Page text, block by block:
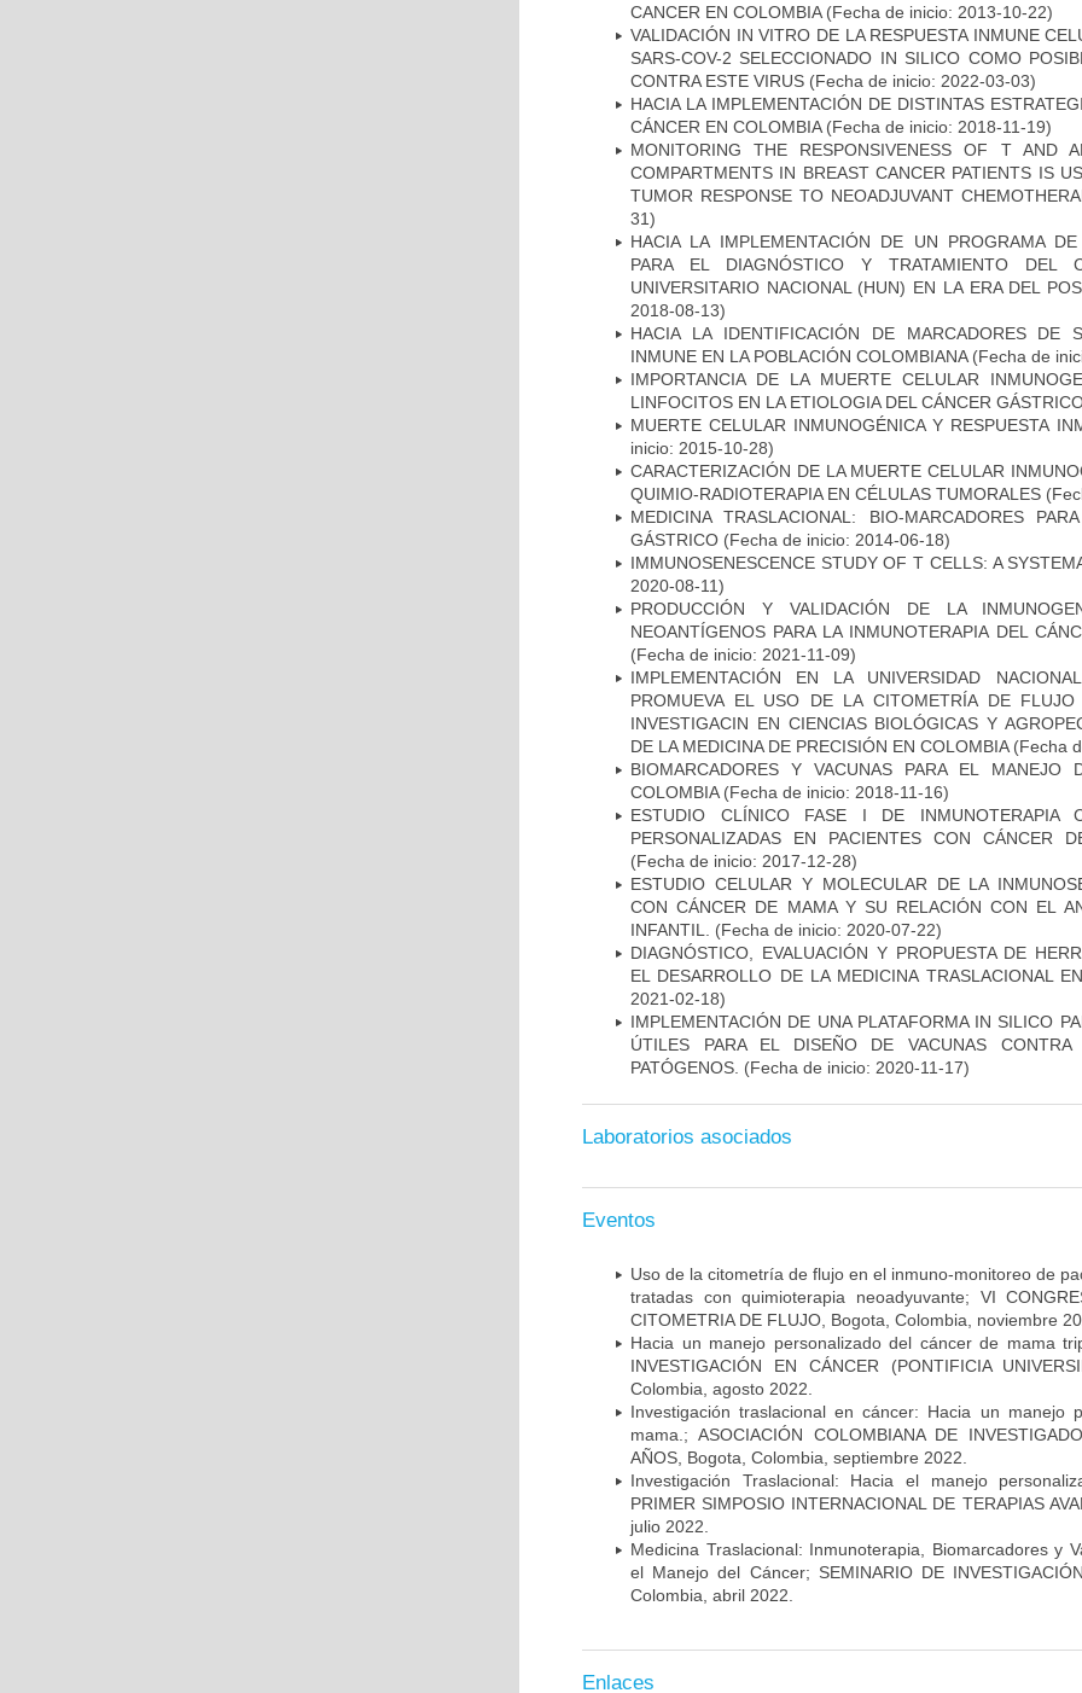
CANCER EN COLOMBIA(Fecha de inicio: 2013-10-22)
VALIDACIÓN IN VITRO DE LA RESPUESTA INMUNE
SARS-COV-2 SELECCIONADO IN SILICO COMO
CONTRA ESTE VIRUS (Fecha de inicio: 2022-03-03)
HACIA LA IMPLEMENTACIÓN DE DISTINTAS
CÁNCER EN COLOMBIA(Fecha de inicio: 2018-11-19)
MONITORING THE RESPONSIVENESS OF T AND
COMPARTMENTS IN BREAST CANCER PATIENTS IS
TUMOR RESPONSE TO NEOADJUVANT
31)
HACIA LA IMPLEMENTACIÓN DE UN PROGRAMA
PARA EL DIAGNÓSTICO Y TRATAMIENTO DEL
UNIVERSITARIO NACIONAL (HUN) EN LA ERA DEL
2018-08-13)
HACIA LA IDENTIFICACIÓN DE MARCADORES DE
INMUNE EN LA POBLACIÓN COLOMBIANA(Fecha de
IMPORTANCIA DE LA MUERTE CELULAR
LINFOCITOS EN LA ETIOLOGIA DEL CÁNCER
MUERTE CELULAR INMUNOGÉNICA Y RESPUESTA
inicio: 2015-10-28)
CARACTERIZACIÓN DE LA MUERTE CELULAR
QUIMIO-RADIOTERAPIA EN CÉLULAS TUMORALES
MEDICINA TRASLACIONAL: BIO-MARCADORES
GÁSTRICO (Fecha de inicio: 2014-06-18)
IMMUNOSENESCENCE STUDY OF T CELLS: A
2020-08-11)
PRODUCCIÓN Y VALIDACIÓN DE LA
NEOANTÍGENOS PARA LA INMUNOTERAPIA DEL
(Fecha de inicio: 2021-11-09)
IMPLEMENTACIÓN EN LA UNIVERSIDAD
PROMUEVA EL USO DE LA CITOMETRÍA DE FLUJO
INVESTIGACIN EN CIENCIAS BIOLÓGICAS Y
DE LA MEDICINA DE PRECISIÓN EN COLOMBIA(Fecha
BIOMARCADORES Y VACUNAS PARA EL MANEJO
COLOMBIA(Fecha de inicio: 2018-11-16)
ESTUDIO CLÍNICO FASE I DE INMUNOTERAPIA
PERSONALIZADAS EN PACIENTES CON CÁNCER
(Fecha de inicio: 2017-12-28)
ESTUDIO CELULAR Y MOLECULAR DE LA
CON CÁNCER DE MAMA Y SU RELACIÓN CON EL
INFANTIL.
(Fecha de inicio: 2020-07-22)
DIAGNÓSTICO, EVALUACIÓN Y PROPUESTA DE
EL DESARROLLO DE LA MEDICINA TRASLACIONAL
2021-02-18)
IMPLEMENTACIÓN DE UNA PLATAFORMA IN SILICO
ÚTILES PARA EL DISEÑO DE VACUNAS
PATÓGENOS. (Fecha de inicio: 2020-11-17)
Laboratorios asociados
Eventos
Uso de la citometría de flujo en el inmuno-monitoreo de
tratadas con quimioterapia neoadyuvante; VI
CITOMETRIA DE FLUJO, Bogota, Colombia, noviembre
Hacia un manejo personalizado del cáncer de mama
INVESTIGACIÓN EN CÁNCER (PONTIFICIA
Colombia, agosto 2022.
Investigación traslacional en cáncer: Hacia un manejo
mama.; ASOCIACIÓN COLOMBIANA DE
AÑOS, Bogota, Colombia, septiembre 2022.
Investigación Traslacional: Hacia el manejo
PRIMER SIMPOSIO INTERNACIONAL DE TERAPIAS
julio 2022.
Medicina Traslacional: Inmunoterapia, Biomarcadores y
el Manejo del Cáncer; SEMINARIO DE
Colombia, abril 2022.
Enlaces